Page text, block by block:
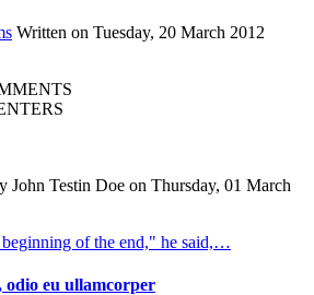
Written on Tuesday, 20 March 2012
John Testin Doe on Thursday, 01 March
of the end," he said,…
odio eu ullamcorper